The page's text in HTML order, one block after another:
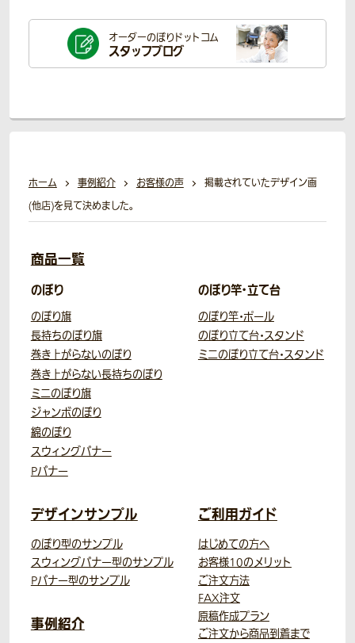
オーダーのぼりドットコム
スタッフブログ
ホーム 事例紹介 お客様の声
掲載されていたデザイン画
(他店)を見て決めました。
商品一覧
のぼり
のぼり旗
長持ちのぼり旗
巻き上がらないのぼり
巻き上がらない長持ちのぼり
ミニのぼり旗
ジャンボのぼり
綿のぼり
スウィングバナー
Pバナー
のぼり竿・立て台
のぼり竿・ポール
のぼり立て台・スタンド
ミニのぼり立て台・スタンド
デザインサンプル
のぼり型のサンプル
スウィングバナー型のサンプル
Pバナー型のサンプル
事例紹介
ご利用ガイド
はじめての方へ
お客様10のメリット
ご注文方法
FAX注文
原稿作成プラン
ご注文から商品到着まで